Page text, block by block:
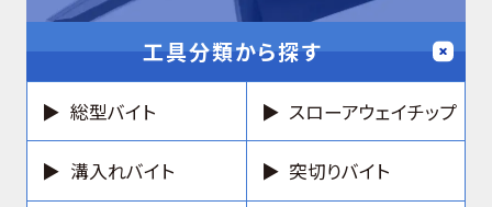
工具分類から探す
総型バイト スローアウェイチップ
溝入れバイト 突切りバイト